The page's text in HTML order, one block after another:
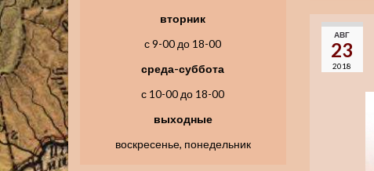
АВГ
23
2018
вторник
с 9-00 до 18-00
среда-суббота
с 10-00 до 18-00
выходные
воскресенье, понедельник